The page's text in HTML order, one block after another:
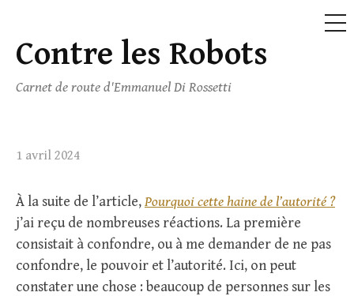
Skip
to
content
Contre les Robots
Carnet de route d'Emmanuel Di Rossetti
1 avril 2024
À la suite de l’article,Pourquoi cette haine de l’autorité ?
j’ai reçu de nombreuses réactions. La première
consistait à confondre, ou à me demander de ne pas
confondre, le pouvoir et l’autorité. Ici, on peut
constater une chose : beaucoup de personnes sur les